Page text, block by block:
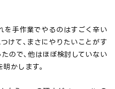
を手作業でやるのはすごく辛い
けて、まさにやりたいことがす
ので、他はほぼ検討していない
かします。